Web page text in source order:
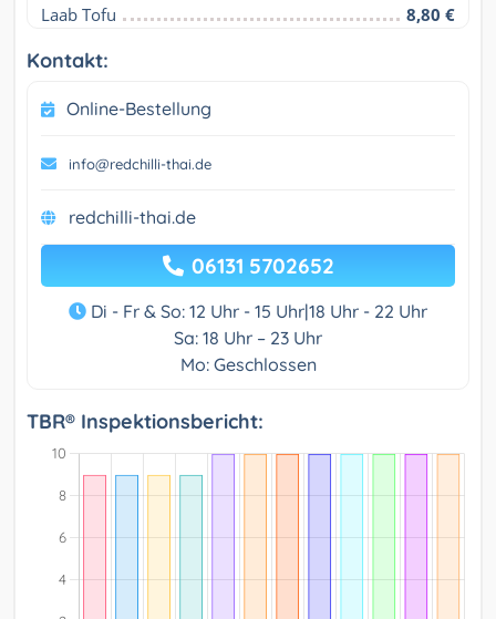
Laab Tofu
8,80 €
Kontakt:
Online-Bestellung
info@redchilli-thai.de
redchilli-thai.de
06131 5702652
Di - Fr & So: 12 Uhr - 15 Uhr|18 Uhr - 22 Uhr
Sa: 18 Uhr – 23 Uhr
Mo: Geschlossen
TBR® Inspektionsbericht: